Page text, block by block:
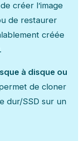
créer l’image
de restaurer
créée
à disque ou
de cloner
dur/SSD sur un